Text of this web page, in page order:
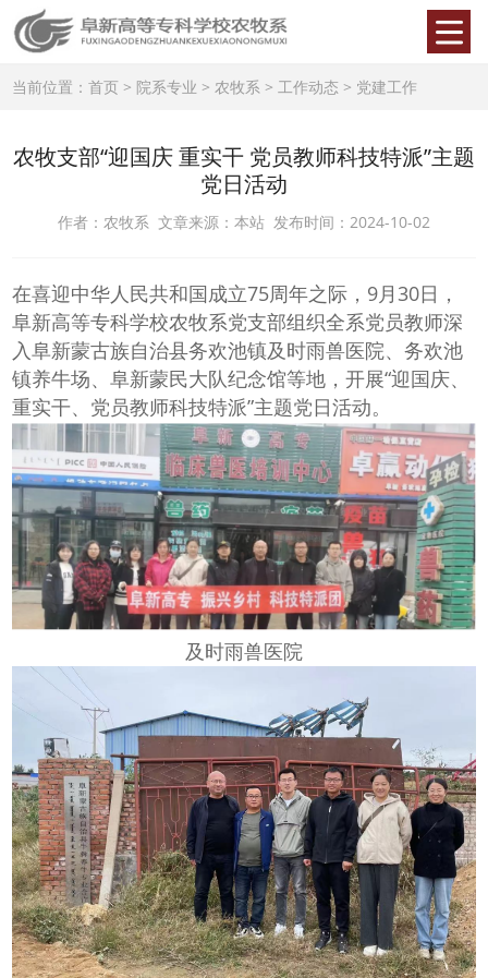
当前位置：首页 > 院系专业 >农牧系 >工作动态 > 党建工作
农牧支部“迎国庆 重实干 党员教师科技特派”主题
党日活动
作者：农牧系 文章来源：本站 发布时间：2024-10-02
在喜迎中华人民共和国成立75周年之际， 9月30日，
阜新高等专科学校农牧系党支部组织全系党员教师深
入阜新蒙古族自治县务欢池镇及时雨兽医院、务欢池
镇养牛场、阜新蒙民大队纪念馆等地，开展“迎国庆、
重实干、党员教师科技特派”主题党日活动。
及时雨兽医院